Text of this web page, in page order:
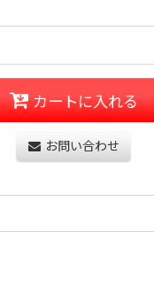
カートに入れる
お問い合わせ